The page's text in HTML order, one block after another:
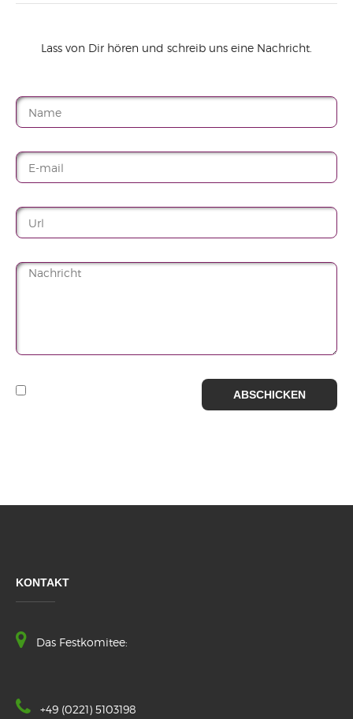
Lass von Dir hören und schreib uns eine Nachricht.
KONTAKT
Das Festkomitee:
+49 (0221) 5103198